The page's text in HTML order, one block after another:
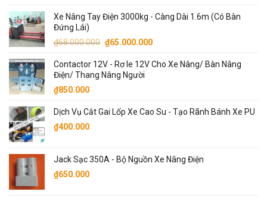
là:
tại
₫7.000.000.
Xe Nâng Tay Điện 3000kg - Càng Dài 1.6m (Có Bàn
Đứng Lái)
₫68.000.000 Giá
là:
₫68.000.000.
₫65.000.000Giá
tại
Contactor 12V - Rơ le 12V Cho Xe Nâng/ Bàn Nâng
Điện/ Thang Nâng Người
₫850.000
Dịch Vụ Cắt Gai Lốp Xe Cao Su - Tạo Rãnh Bánh Xe PU
₫400.000
Jack Sạc 350A - Bộ Nguồn Xe Nâng Điện
₫650.000